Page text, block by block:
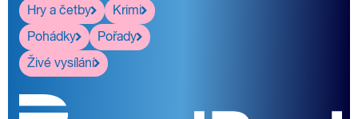
Hry a četby
Krimi
Pohádky
Pořady
Živé vysílání